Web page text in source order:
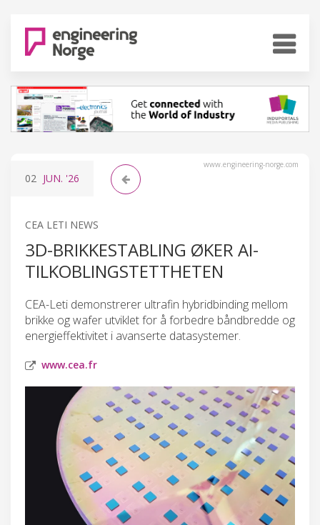
www.engineering-norge.com
02 JUN. '26
CEA LETI NEWS
3D-BRIKKESTABLING ØKER AI-
TILKOBLINGSTETTHETEN
CEA-Leti demonstrerer ultrafin hybridbinding mellom
brikke og wafer utviklet for å forbedre båndbredde og
energieffektivitet i avanserte datasystemer.
www.cea.fr